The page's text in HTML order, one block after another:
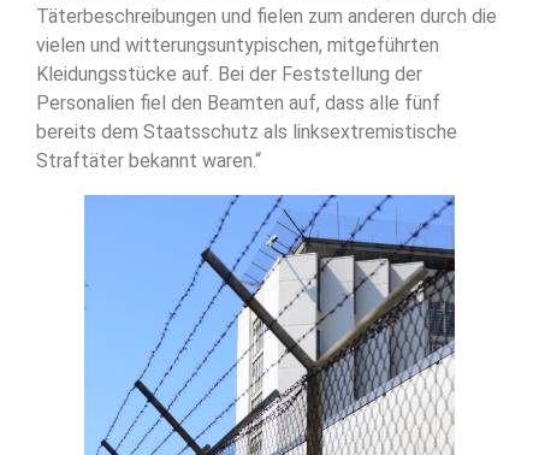
Täterbeschreibungen und fielen zum anderen durch die
vielen und witterungsuntypischen, mitgeführten
Kleidungsstücke auf. Bei der Feststellung der
Personalien fiel den Beamten auf, dass alle fünf
bereits dem Staatsschutz als linksextremistische
Straftäter bekannt waren.“